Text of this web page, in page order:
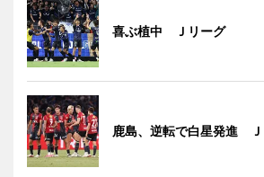
喜ぶ植中 Ｊリーグ
鹿島、逆転で白星発進